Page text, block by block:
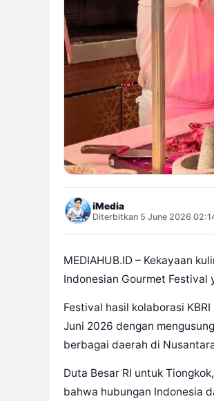
iMedia
Diterbitkan 5 June 2026
MEDIAHUB.ID – Kekayaan
Indonesian Gourmet Festival
Festival hasil kolaborasi
Juni 2026 dengan
berbagai daerah di
Duta Besar RI untuk
bahwa hubungan Indonesia